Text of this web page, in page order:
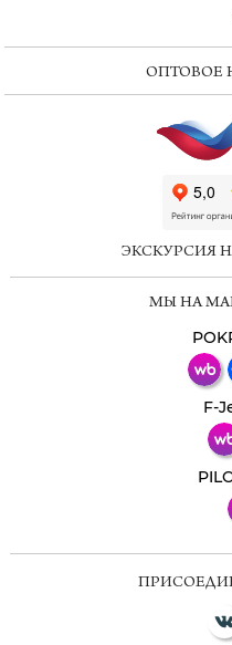
ОПТОВОЕ
ЭКСКУРСИЯ
МЫ НА
F-